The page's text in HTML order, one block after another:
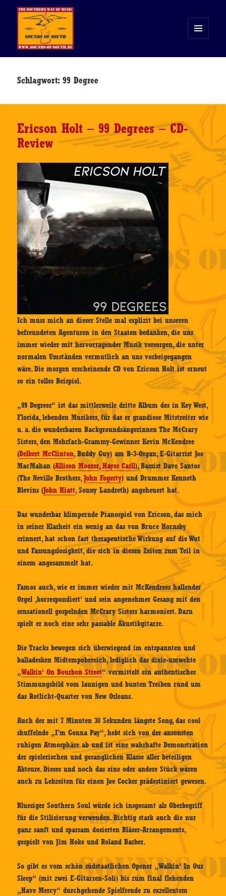
WIDGETS
Schlagwort:99 Degree
Ericson Holt – 99 Degrees – CD-
Review
Ich muss mich an dieser Stelle mal explizit bei unseren
befreundeten Agenturen in den Staaten bedanken, die uns
immer wieder mit hervorragender Musik versorgen, die unter
normalen Umständen vermutlich an uns vorbeigegangen
wäre. Die morgen erscheinende CD von Ericson Holt ist erneut
so ein tolles Beispiel.
„99 Degrees“ ist das mittlerweile dritte Album des in Key West,
Florida, lebenden Musikers, für das er grandiose Mitstreiter wie
u. a. die wunderbaren Backgroundsängerinnen The McCrary
Sisters, den Mehrfach-Grammy-Gewinner Kevin McKendree
(Delbert McClinton, Buddy Guy) am B-3-Organ, E-Gitarrist Joe
MacMahan (Allison Moorer,Hayes Carll), Bassist Dave Santos
(The Neville Brothers,John Fogerty) und Drummer Kenneth
Blevins (John Hiatt, Sonny Landreth) angeheuert hat.
Das wunderbar klimpernde Pianospiel von Ericson, das mich
in seiner Klarheit ein wenig an das von Bruce Hornsby
erinnert, hat schon fast therapeutische Wirkung auf die Wut
und Fassungslosigkeit, die sich in diesen Zeiten zum Teil in
einem angesammelt hat.
Famos auch, wie er immer wieder mit McKendrees hallender
Orgel ‚korrespondiert‘ und sein angenehmer Gesang mit den
sensationell gospelnden McCrary Sisters harmoniert. Dazu
spielt er noch eine sehr passable Akustikgitarre.
Die Tracks bewegen sich überwiegend im entspannten und
balladesken Midtempobereich, lediglich das dixie-umwehte
„Walkin‘ On Bourbon Street“ vermittelt ein authentisches
Stimmungsbild vom launigen und bunten Treiben rund um
das Rotlicht-Quarter von New Orleans.
Auch der mit 7 Minuten 38 Sekunden längste Song, das cool
shuffelnde „I’m Gonna Pay“, hebt sich von der ansonsten
ruhigen Atmosphäre ab und ist eine wahrhafte Demonstration
der spielerischen und gesanglichen Klasse aller beteiligen
Akteure. Dieses und noch das eine oder andere Stück wären
auch zu Lebzeiten für einen Joe Cocker prädestiniert gewesen.
Bluesiger Southern Soul würde ich insgesamt als Oberbegriff
für die Stilisierung verwenden. Richtig stark auch die nur
ganz sanft und sparsam dosierten Bläser-Arrangements,
gespielt von Jim Hoke und Roland Barber.
So gibt es vom schön südstaatlichen Opener „Walkin‘ In Our
Sleep“ (mit zwei E-Gitarren-Soli) bis zum final flehenden
„Have Mercy“ durchgehende Spielfreude zu exzellentem